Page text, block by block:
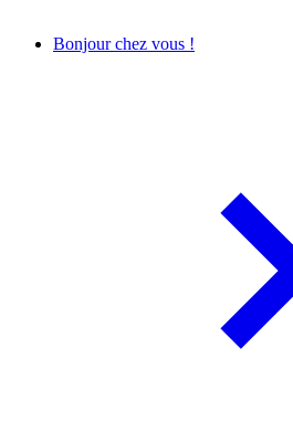
Bonjour chez vous !